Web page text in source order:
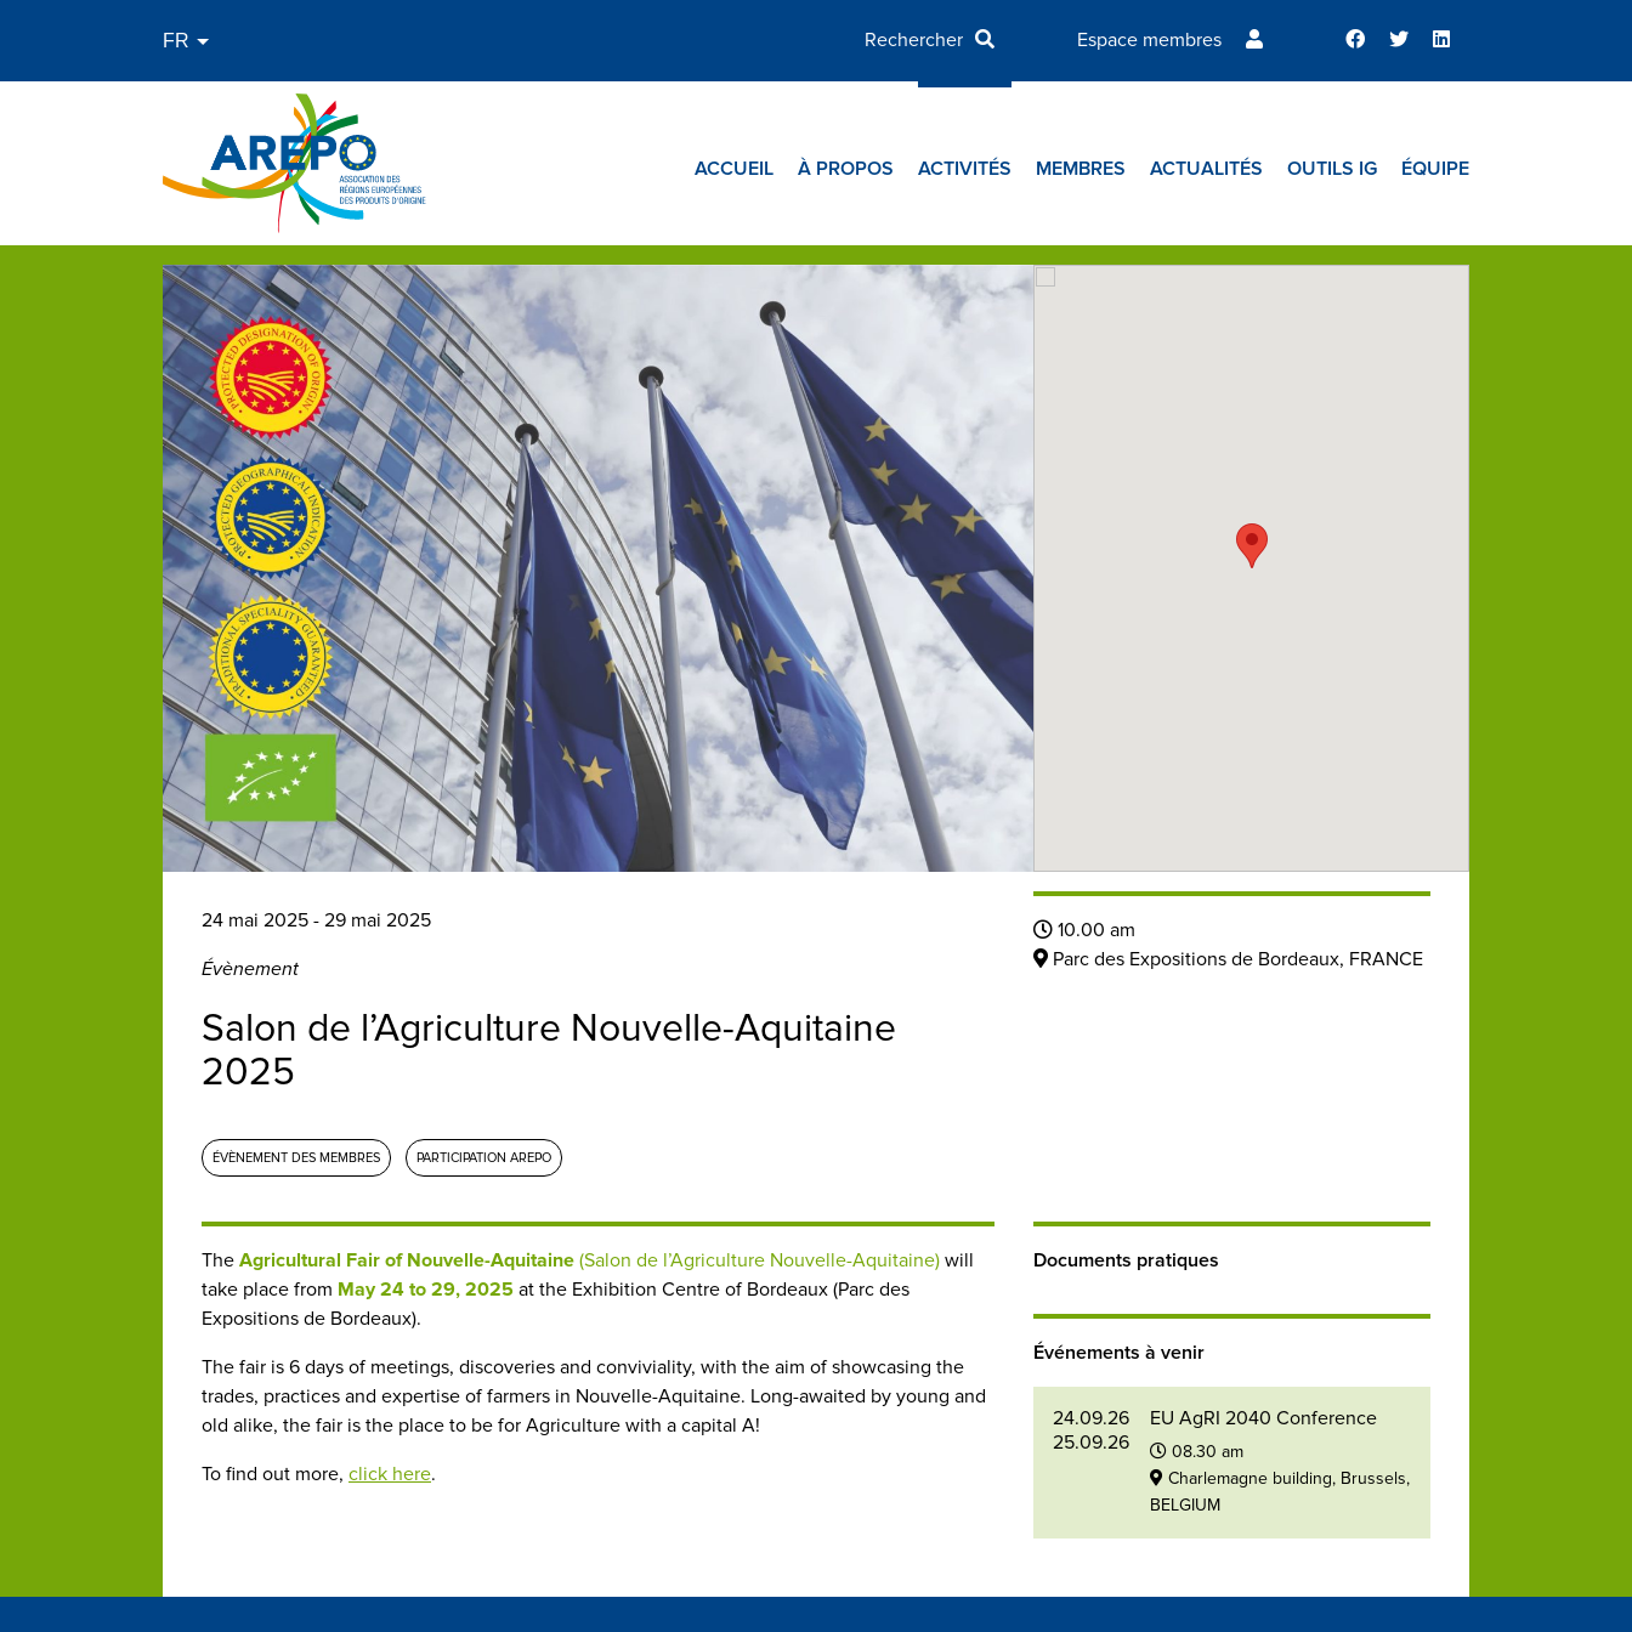
Espace membres
ACCUEIL À PROPOS ACTIVITÉS MEMBRES ACTUALITÉS OUTILS IG ÉQUIPE
24 mai 2025 - 29 mai 2025
Évènement
Salon de l’Agriculture Nouvelle-Aquitaine
2025
ÉVÈNEMENT DES MEMBRES PARTICIPATION AREPO
10.00 am
Parc des Expositions de Bordeaux, FRANCE
The Agricultural Fair of Nouvelle-Aquitaine (Salon de l’Agriculture Nouvelle-Aquitaine) will
take place from May 24 to 29, 2025 at the Exhibition Centre of Bordeaux (Parc des
Expositions de Bordeaux).
The fair is 6 days of meetings, discoveries and conviviality, with the aim of showcasing the
trades, practices and expertise of farmers in Nouvelle-Aquitaine. Long-awaited by young and
old alike, the fair is the place to be for Agriculture with a capital A!
To find out more, click here.
Documents pratiques
Événements à venir
24.09.26
25.09.26
EU AgRI 2040 Conference
08.30 am
Charlemagne building, Brussels,
BELGIUM